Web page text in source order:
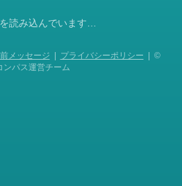
読み込んでいます…
メッセージ プライバシーポリシー | ©
ンパス運営チーム